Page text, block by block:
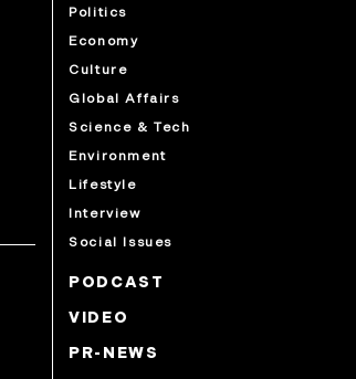
Politics
Economy
Culture
Global Affairs
Science & Tech
Environment
Lifestyle
Interview
Social Issues
PODCAST
VIDEO
PR-NEWS